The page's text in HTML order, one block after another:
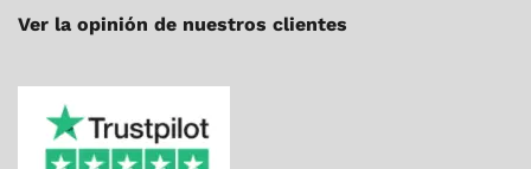
Ver la opinión de nuestros clientes